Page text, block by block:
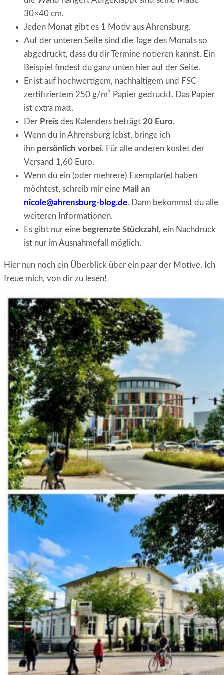
30×40 cm.
Jeden Monat gibt es 1 Motiv aus Ahrensburg.
Auf der unteren Seite sind die Tage des Monats so
abgedruckt, dass du dir Termine notieren kannst. Ein
Beispiel findest du ganz unten hier auf der Seite.
Er ist auf hochwertigem, nachhaltigem und FSC-
zertifiziertem 250 g/m² Papier gedruckt. Das Papier
ist extra matt.
Der Preis des Kalenders beträgt 20 Euro.
Wenn du in Ahrensburg lebst, bringe ich
ihn persönlich vorbei. Für alle anderen kostet der
Versand 1,60 Euro.
Wenn du ein (oder mehrere) Exemplar(e) haben
möchtest, schreib mir eine Mail an
nicole@ahrensburg-blog.de. Dann bekommst du alle
weiteren Informationen.
Es gibt nur eine begrenzte Stückzahl, ein Nachdruck
ist nur im Ausnahmefall möglich.
Hier nun noch ein Überblick über ein paar der Motive. Ich
freue mich, von dir zu lesen!